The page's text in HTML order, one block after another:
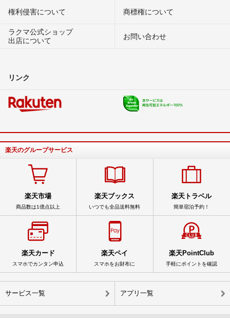
権利侵害について
商標権について
ラクマ公式ショップ
出店について
お問い合わせ
リンク
楽天のグループサービス
楽天市場
商品数は1億点以上
楽天ブックス
いつでも全品送料無料
楽天トラベル
簡単宿泊予約！
楽天カード
スマホでカンタン申込
楽天ペイ
スマホをお財布に
楽天PointClub
手軽にポイントを確認
サービス一覧 アプリ一覧